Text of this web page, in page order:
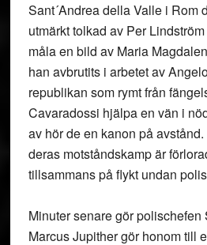
Sant´Andrea della Valle i Rom
utmärkt tolkad av Per
måla en bild av Maria
han avbrutits i arbetet av
republikan som rymt från
Cavaradossi hjälpa en vän i
av hör de en kanon på
deras motståndskamp är
tillsammans på flykt undan
Minuter senare gör polischefen
Marcus Jupither gör honom till